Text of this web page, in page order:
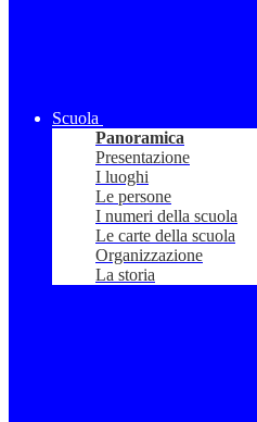
Scuola
Panoramica
Presentazione
I luoghi
Le persone
I numeri della scuola
Le carte della scuola
Organizzazione
La storia